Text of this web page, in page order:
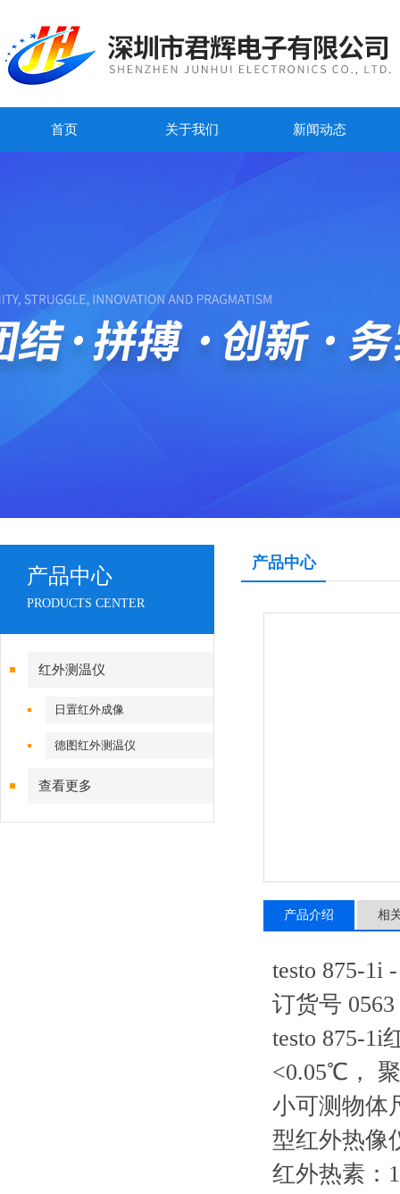
首页 关于我们 新闻动态
产品中心
PRODUCTS CENTER
红外测温仪
日置红外成像
德图红外测温仪
查看更多
产品中心
产品介绍 相
testo 875-1i
订货号 0563
testo 875-1i
<0.05℃，
小可测物体
型红外热像
红外热素：